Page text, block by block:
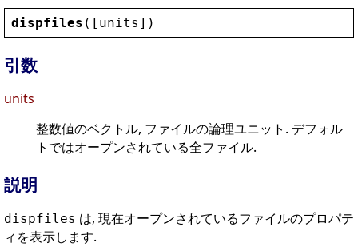
dispfiles ([ units ])
引数
units
整数値のベクトル, ファイルの論理ユニット. デフォル
トではオープンされている全ファイル.
説明
dispfiles は, 現在オープンされているファイルのプロパテ
ィを表示します.